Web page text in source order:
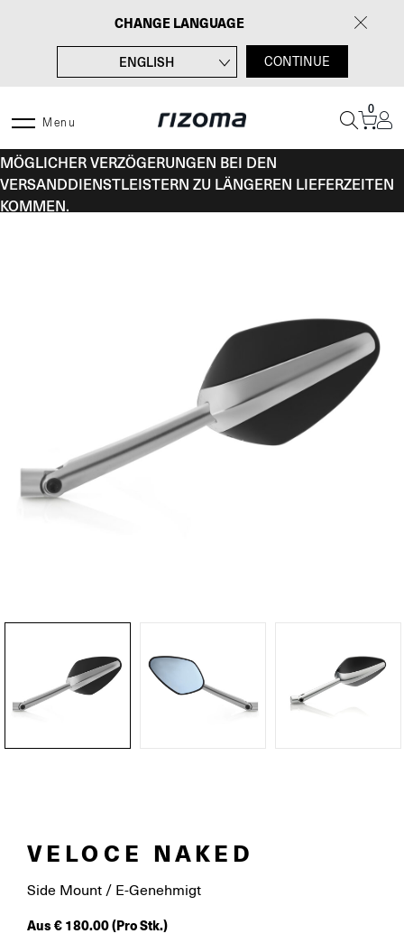
CHANGE LANGUAGE
ENGLISH
ITALIANO
ESPAÑOL
CONTINUE
Menu
0
MÖGLICHER VERZÖGERUNGEN BEI DEN
VERSANDDIENSTLEISTERN ZU LÄNGEREN LIEFERZEITEN
KOMMEN.
VELOCE NAKED
Side Mount / E-Genehmigt
Aus€ 180.00(Pro Stk.)